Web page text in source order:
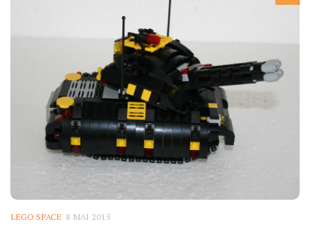
LEGO SPACE 8 MAI 2015